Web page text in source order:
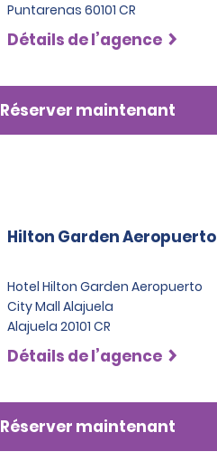
Puntarenas 60101 CR
Détails de l’agence
Réserver maintenant
Hilton Garden Aeropuerto
Hotel Hilton Garden Aeropuerto
City Mall Alajuela
Alajuela 20101 CR
Détails de l’agence
Réserver maintenant